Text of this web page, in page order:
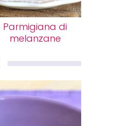
Parmigiana di
melanzane